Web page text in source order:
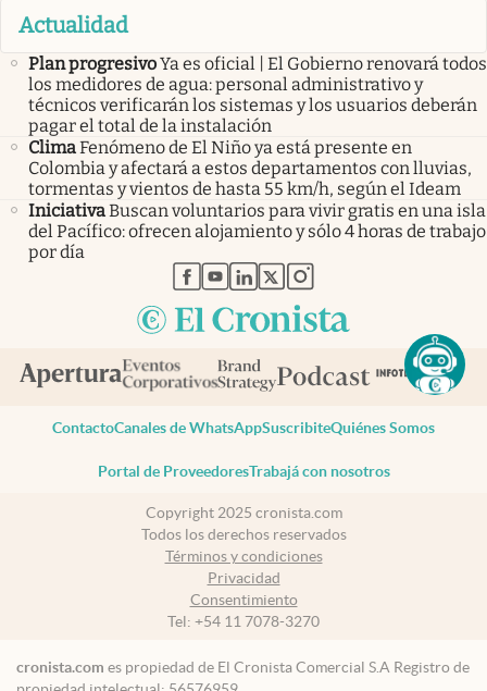
Actualidad
Plan progresivoYa es oficial | El Gobierno renovará todos
los medidores de agua: personal administrativo y
técnicos verificarán los sistemas y los usuarios deberán
pagar el total de la instalación
ClimaFenómeno de El Niño ya está presente en
Colombia y afectará a estos departamentos con lluvias,
tormentas y vientos de hasta 55 km/h, según el Ideam
IniciativaBuscan voluntarios para vivir gratis en una isla
del Pacífico: ofrecen alojamiento y sólo 4 horas de trabajo
por día
abre en nueva pestaña
abre en nueva pestaña
abre en nueva pestaña
abre en nueva pestaña
abre en nueva pestaña
ContactoCanales de WhatsAppSuscribiteQuiénes Somos
Portal de ProveedoresTrabajá con nosotros
Copyright 2025 cronista.com
Todos los derechos reservados
Términos y condiciones
Privacidad
Consentimiento
Tel: +54 11 7078-3270
cronista.com es propiedad de El Cronista Comercial S.A Registro de